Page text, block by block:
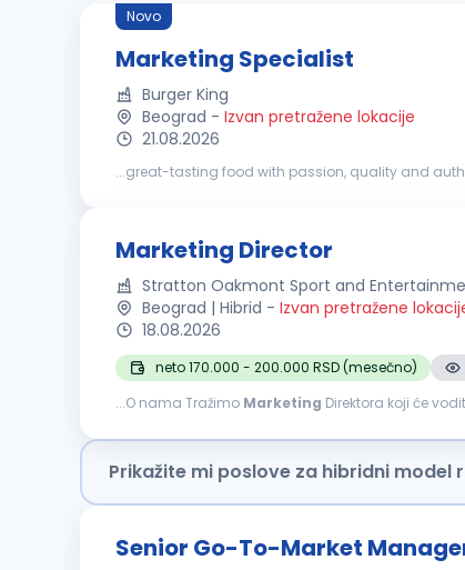
Novo
Marketing Specialist
Burger King
Beograd - Izvan pretražene lokacije
21.08.2026
...great-tasting food with passion, quality and
Marketing Director
Stratton Oakmont Sport and
Beograd | Hibrid - Izvan pretražene
18.08.2026
neto 170.000 - 200.000 RSD (mesečno)
...O nama Tražimo Marketing Direktora koji će
Prikažite mi poslove za hibridni model
Senior Go-To-Market